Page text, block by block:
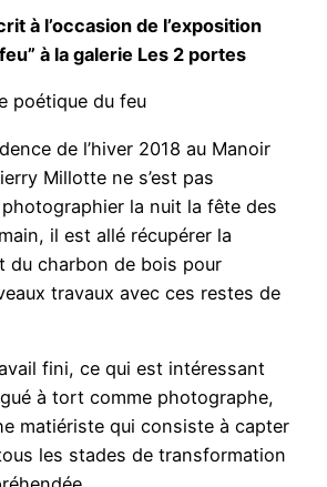
à l’occasion de l’exposition
à la galerie Les 2 portes
poétique du feu
de l’hiver 2018 au Manoir
Millotte ne s’est pas
photographier la nuit la fête des
il est allé récupérer la
du charbon de bois pour
travaux avec ces restes de
fini, ce qui est intéressant
à tort comme photographe,
matiériste qui consiste à capter
les stades de transformation